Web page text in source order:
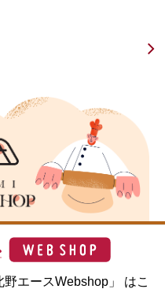
エースWebshop」 はこ